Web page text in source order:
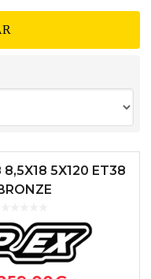
8,5X18 5X120 ET38